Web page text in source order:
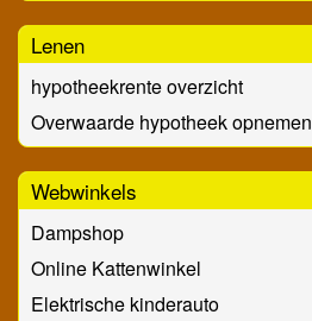
Lenen
hypotheekrente overzicht
Overwaarde hypotheek opnemen
Webwinkels
Dampshop
Online Kattenwinkel
Elektrische kinderauto